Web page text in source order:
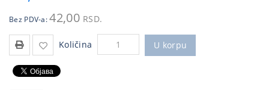
Bez PDV-a: 42,00 RSD.
Količina U korpu